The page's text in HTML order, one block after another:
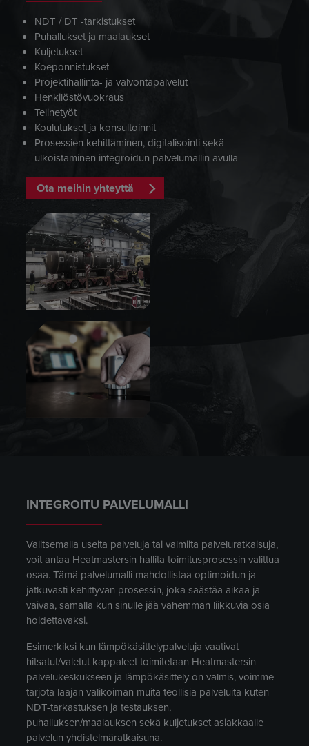
NDT / DT -tarkistukset
Puhallukset ja maalaukset
Kuljetukset
Koeponnistukset
Projektihallinta- ja valvontapalvelut
Henkilöstövuokraus
Telinetyöt
Koulutukset ja konsultoinnit
Prosessien kehittäminen, digitalisointi sekä
ulkoistaminen integroidun palvelumallin avulla
Ota meihin yhteyttä
INTEGROITU PALVELUMALLI
Valitsemalla useita palveluja tai valmiita palveluratkaisuja,
voit antaa Heatmastersin hallita toimitusprosessin valittua
osaa. Tämä palvelumalli mahdollistaa optimoidun ja
jatkuvasti kehittyvän prosessin, joka säästää aikaa ja
vaivaa, samalla kun sinulle jää vähemmän liikkuvia osia
hoidettavaksi.
Esimerkiksi kun lämpökäsittelypalveluja vaativat
hitsatut/valetut kappaleet toimitetaan Heatmastersin
palvelukeskukseen ja lämpökäsittely on valmis, voimme
tarjota laajan valikoiman muita teollisia palveluita kuten
NDT-tarkastuksen ja testauksen,
puhalluksen/maalauksen sekä kuljetukset asiakkaalle
palvelun yhdistelmäratkaisuna.